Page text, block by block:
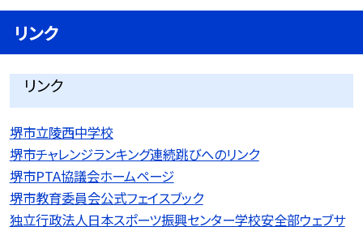
リンク
リンク
堺市立陵西中学校
堺市チャレンジランキング連続跳びへのリンク
堺市PTA協議会ホームページ
堺市教育委員会公式フェイスブック
独立行政法人日本スポーツ振興センター学校安全部ウェブサ